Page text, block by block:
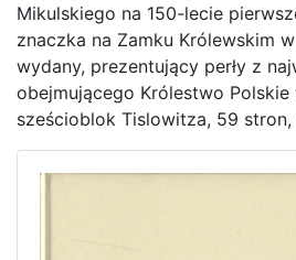
Home page
Current auction
Mikulskiego na 150-lecie
znaczka na Zamku Królewskim
wydany, prezentujący perły z
obejmującego Królestwo Polskie
sześcioblok Tislowitza, 59